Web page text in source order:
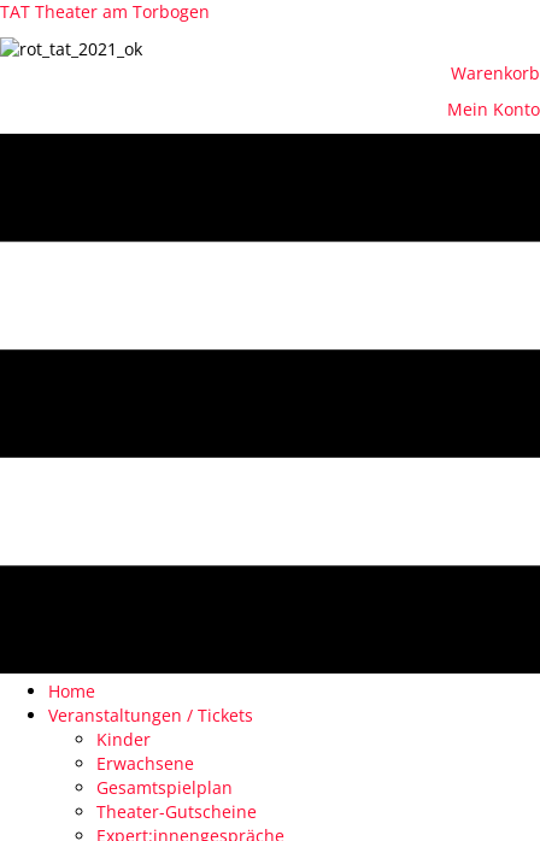
TAT Theater am Torbogen
Warenkorb
Mein Konto
Home
Veranstaltungen / Tickets
Kinder
Erwachsene
Gesamtspielplan
Theater-Gutscheine
Expert:innengespräche